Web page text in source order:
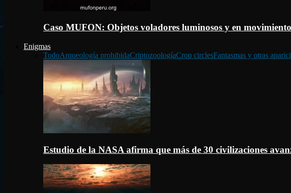
Caso MUFON: Objetos voladores luminosos y en
Enigmas
TodoArqueología prohibidaCriptozoologíaCrop circlesFantasmas y otras
Estudio de la NASA afirma que más de 30 civilizaciones